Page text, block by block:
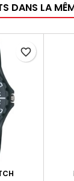
DANS LA
favorite_border